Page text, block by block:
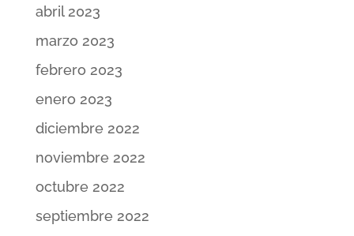
abril 2023
marzo 2023
febrero 2023
enero 2023
diciembre 2022
noviembre 2022
octubre 2022
septiembre 2022